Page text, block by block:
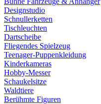
Designstudio
Schnullerketten
Tischleuchten
Dartscheibe
Fliegendes Spielzeug
Teenager-Puppenkleidung
Kinderkameras
Hobby-Messer
Schaukelsitze
Waldtiere
Berühmte Figuren